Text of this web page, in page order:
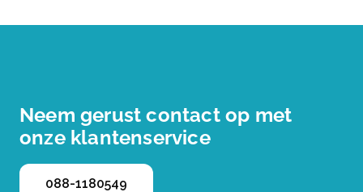
Neem gerust contact op met
onze klantenservice
088-1180549